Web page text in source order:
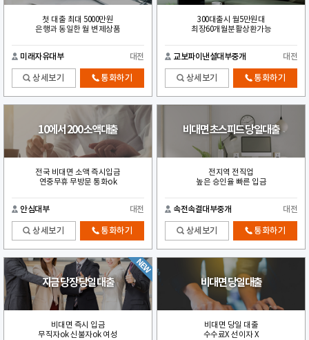
첫 대출 최대 5000만원
은행과 동일한 월 변제상품
미래자유대부 대전
상세보기 통화하기
300대출시 월5만원대
최장60개월분활상환가능
교보파이낸셜대부중개 대전
상세보기 통화하기
10에서 200 소액대출
전국 비대면 소액 즉시입금
연중무휴 무방문 통화ok
안심대부 대전
상세보기 통화하기
비대면 초스피드 당일대출
전지역 전직업
높은 승인율 빠른 입금
속전속결대부중개 대전
상세보기 통화하기
지금 당장 당일 대출
비대면 즉시 입금
무직자ok 신불자ok 여성
비대면 당일대출
비대면 당일 대출
수수료X 선이자 X